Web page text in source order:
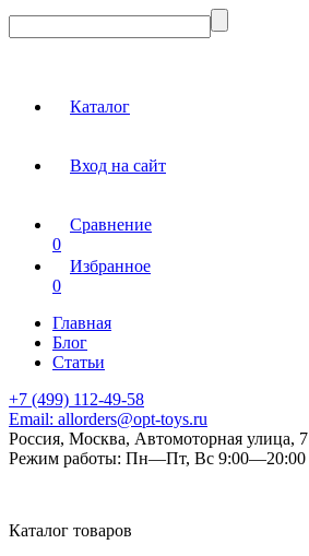
Каталог
Вход на сайт
Сравнение
0
Избранное
0
Главная
Блог
Статьи
+7 (499) 112-49-58
Email: allorders@opt-toys.ru
Россия, Москва, Автомоторная улица, 7
Режим работы: Пн—Пт, Вс 9:00—20:00
Каталог товаров